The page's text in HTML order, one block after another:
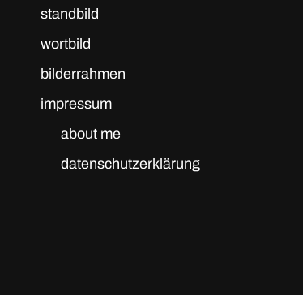
standbild
wortbild
bilderrahmen
impressum
about me
datenschutzerklärung